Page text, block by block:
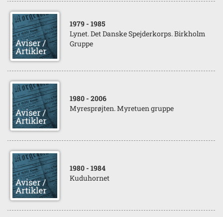
1979 - 1985
Lynet. Det Danske Spejderkorps. Birkholm
Gruppe
1980 - 2006
Myresprøjten. Myretuen gruppe
1980 - 1984
Kuduhornet